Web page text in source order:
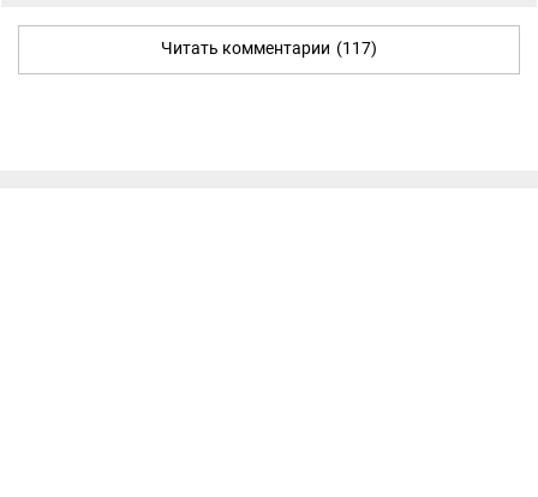
Читать комментарии (117)